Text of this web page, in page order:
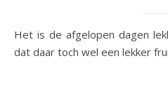
Het is de afgelopen dagen lekker zonnig weer. En ik vind
dat daar toch wel een lekker